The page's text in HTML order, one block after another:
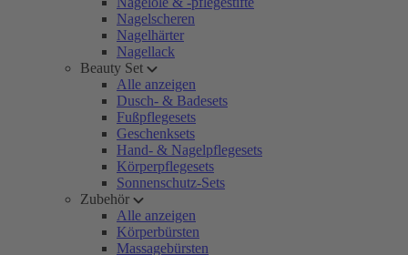
Nagelscheren
Nagelhärter
Nagellack
Beauty Set
Alle anzeigen
Dusch- & Badesets
Fußpflegesets
Geschenksets
Hand- & Nagelpflegesets
Körperpflegesets
Sonnenschutz-Sets
Zubehör
Alle anzeigen
Körperbürsten
Massagebürsten